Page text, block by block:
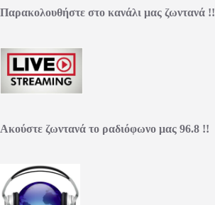
Παρακολουθήστε στο κανάλι μας ζωντανά !!
Ακούστε ζωντανά το ραδιόφωνο μας 96.8 !!